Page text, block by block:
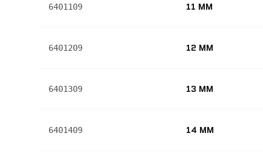
6401109 11 MM
6401209 12 MM
6401309 13 MM
6401409 14 MM